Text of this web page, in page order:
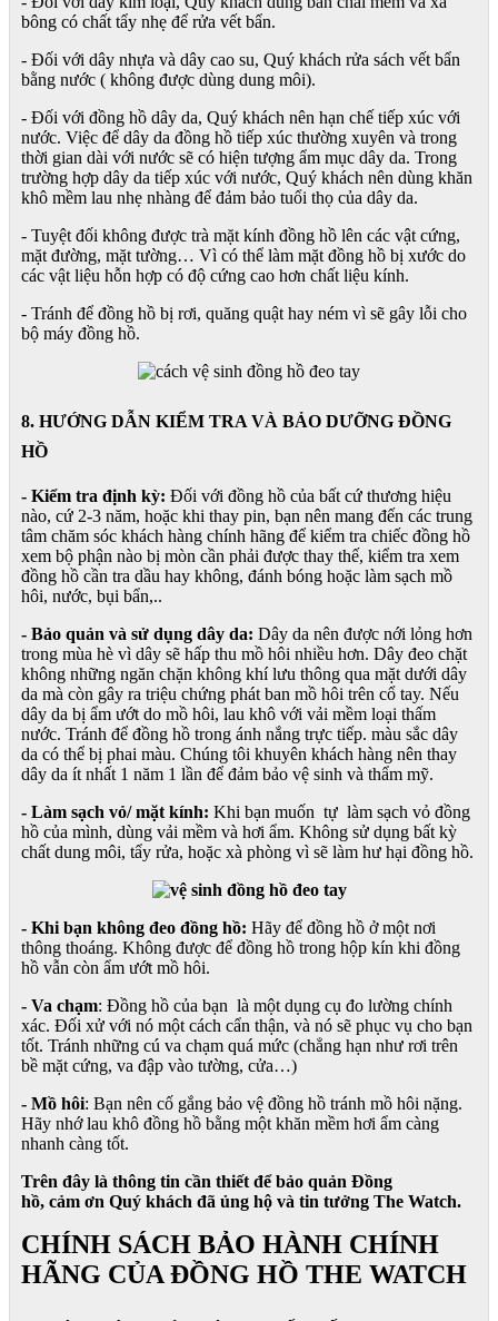
bông có chất tẩy nhẹ để rửa vết bẩn.
- Đối với dây nhựa và dây cao su, Quý khách rửa sách vết bẩn
bằng nước ( không được dùng dung môi).
- Đối với đồng hồ dây da, Quý khách nên hạn chế tiếp xúc với
nước. Việc để dây da đồng hồ tiếp xúc thường xuyên và trong
thời gian dài với nước sẽ có hiện tượng ẩm mục dây da. Trong
trường hợp dây da tiếp xúc với nước, Quý khách nên dùng khăn
khô mềm lau nhẹ nhàng để đảm bảo tuổi thọ của dây da.
- Tuyệt đối không được trà mặt kính đồng hồ lên các vật cứng,
mặt đường, mặt tường… Vì có thể làm mặt đồng hồ bị xước do
các vật liệu hỗn hợp có độ cứng cao hơn chất liệu kính.
- Tránh để đồng hồ bị rơi, quăng quật hay ném vì sẽ gây lỗi cho
bộ máy đồng hồ.
8. HƯỚNG DẪN KIỂM TRA VÀ BẢO DƯỠNG ĐỒNG
HỒ
- Kiểm tra định kỳ: Đối với đồng hồ của bất cứ thương hiệu
nào, cứ 2-3 năm, hoặc khi thay pin, bạn nên mang đến các trung
tâm chăm sóc khách hàng chính hãng để kiểm tra chiếc đồng hồ
xem bộ phận nào bị mòn cần phải được thay thế, kiểm tra xem
đồng hồ cần tra dầu hay không, đánh bóng hoặc làm sạch mồ
hôi, nước, bụi bẩn,..
- Bảo quản và sử dụng dây da: Dây da nên được nới lỏng hơn
trong mùa hè vì dây sẽ hấp thu mồ hôi nhiều hơn. Dây đeo chặt
không những ngăn chặn không khí lưu thông qua mặt dưới dây
da mà còn gây ra triệu chứng phát ban mồ hôi trên cổ tay. Nếu
dây da bị ẩm ướt do mồ hôi, lau khô với vải mềm loại thấm
nước. Tránh để đồng hồ trong ánh nắng trực tiếp. màu sắc dây
da có thể bị phai màu. Chúng tôi khuyên khách hàng nên thay
dây da ít nhất 1 năm 1 lần để đảm bảo vệ sinh và thẩm mỹ.
- Làm sạch vỏ/ mặt kính: Khi bạn muốn tự làm sạch vỏ đồng
hồ của mình, dùng vải mềm và hơi ẩm. Không sử dụng bất kỳ
chất dung môi, tẩy rửa, hoặc xà phòng vì sẽ làm hư hại đồng hồ.
- Khi bạn không đeo đồng hồ: Hãy để đồng hồ ở một nơi
thông thoáng. Không được để đồng hồ trong hộp kín khi đồng
hồ vẫn còn ẩm ướt mồ hôi.
- Va chạm: Đồng hồ của bạn là một dụng cụ đo lường chính
xác. Đối xử với nó một cách cẩn thận, và nó sẽ phục vụ cho bạn
tốt. Tránh những cú va chạm quá mức (chẳng hạn như rơi trên
bề mặt cứng, va đập vào tường, cửa…)
- Mồ hôi: Bạn nên cố gắng bảo vệ đồng hồ tránh mồ hôi nặng.
Hãy nhớ lau khô đồng hồ bằng một khăn mềm hơi ẩm càng
nhanh càng tốt.
Trên đây là thông tin cần thiết để bảo quản Đồng
hồ, cảm ơn Quý khách đã ủng hộ và tin tưởng The Watch.
CHÍNH SÁCH BẢO HÀNH CHÍNH
HÃNG CỦA ĐỒNG HỒ THE WATCH